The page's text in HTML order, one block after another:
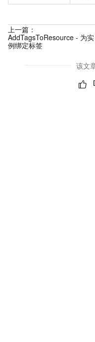
上一篇：
AddTagsToResource - 为实
例绑定标签
该文